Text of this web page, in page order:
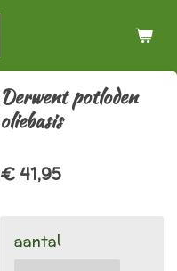
Derwent potloden
oliebasis
€ 41,95
aantal